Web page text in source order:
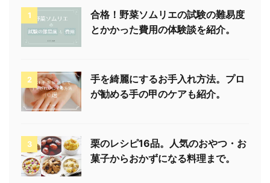
1
合格！野菜ソムリエの試験の難易度
とかかった費用の体験談を紹介。
2
手を綺麗にするお手入れ方法。プロ
が勧める手の甲のケアも紹介。
3
栗のレシピ16品。人気のおやつ・お
菓子からおかずになる料理まで。